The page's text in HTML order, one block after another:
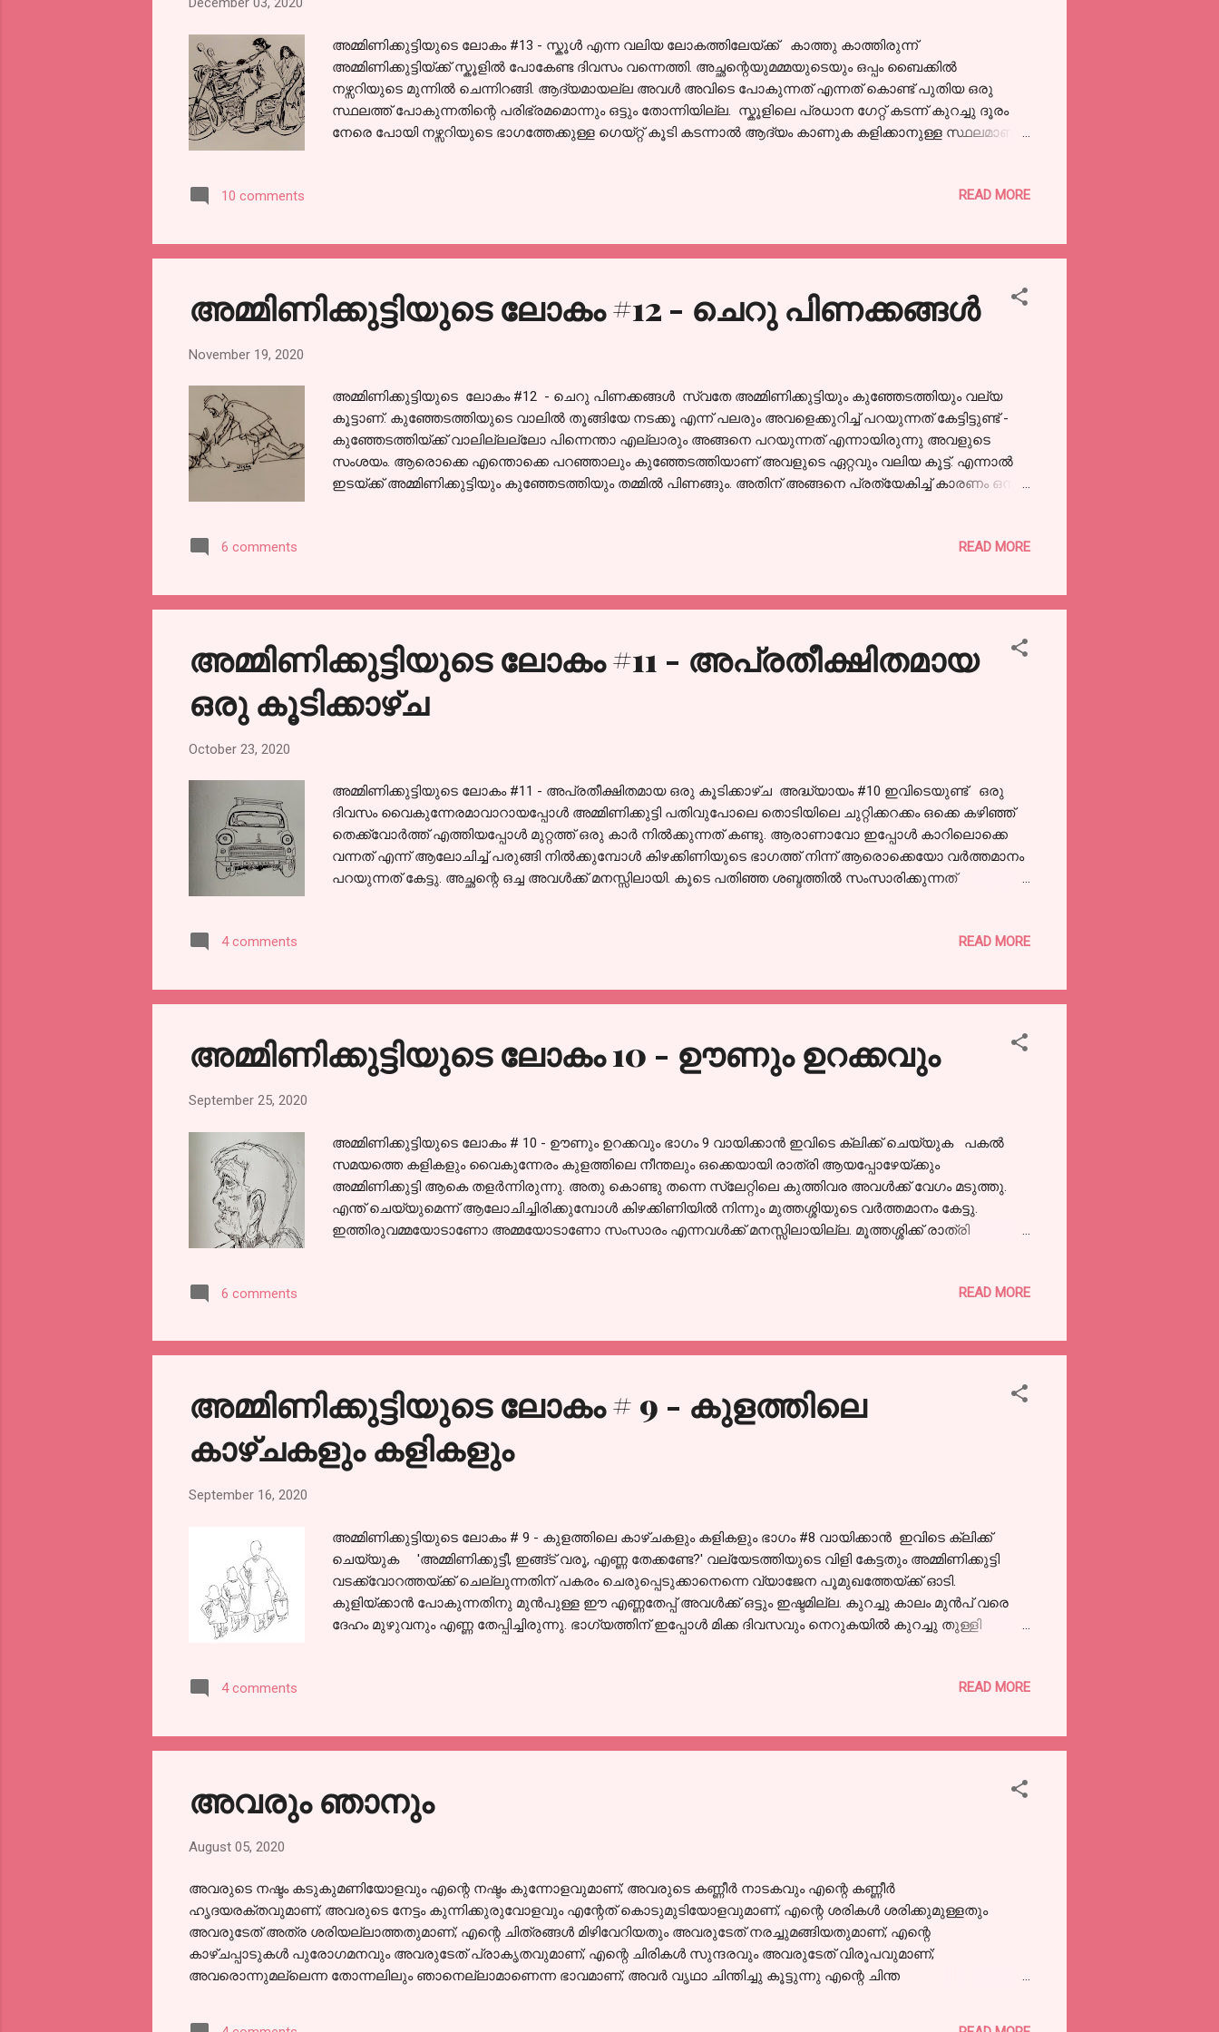
അമ്മിണിക്കുട്ടിയുടെ ലോകം #13 - സ്കൂൾ എന്ന വലിയ ലോകത്തിലേയ്ക്ക് കാത്തു കാത്തിരുന്ന്
അമ്മിണിക്കുട്ടിയ്ക്ക് സ്കൂളിൽ പോകേണ്ട ദിവസം വന്നെത്തി. അച്ഛന്റെയുമമ്മയുടെയും ഒപ്പം ബൈക്കിൽ
നഴ്സറിയുടെ മുന്നിൽ ചെന്നിറങ്ങി. ആദ്യമായല്ല അവൾ അവിടെ പോകുന്നത് എന്നത് കൊണ്ട് പുതിയ ഒരു
സ്ഥലത്ത് പോകുന്നതിന്റെ പരിഭ്രമമൊന്നും ഒട്ടും തോന്നിയില്ല. സ്കൂളിലെ പ്രധാന ഗേറ്റ് കടന്ന് കുറച്ചു ദൂരം
നേരെ പോയി നഴ്സറിയുടെ ഭാഗത്തേക്കുള്ള ഗെയ്റ്റ് കൂടി കടന്നാൽ ആദ്യം കാണുക കളിക്കാനുള്ള സ്ഥലമാണ്.
കൊതിയോടെ കേട്ടിട്ടുള്ള അവൾക്ക് അതിലൊക്കെ കളിക്കാൻ ധൃതിയായി. പക്ഷേ സ്കൂളിൽ എത്തിയാൽ
ചോദ്യങ്ങൾക്ക് നാണിക്കാതെ മിടുക്കിയായി ഉത്തരം പറയണം എന്നൊക്കെ അവളോട് ആദ്യമേ തന്നെ അച്ഛനും
അമ്മയും പറഞ്ഞിരുന്നു. അത് ഓർമ്മ വന്നതോടെ അവൾ അതിലൊക...
10 comments READ MORE
അമ്മിണിക്കുട്ടിയുടെ ലോകം #12 - ചെറു പിണക്കങ്ങൾ
November 19, 2020
അമ്മിണിക്കുട്ടിയുടെ ലോകം #12 - ചെറു പിണക്കങ്ങൾ സ്വതേ അമ്മിണിക്കുട്ടിയും കുഞ്ഞേടത്തിയും വല്യ
കൂട്ടാണ്. കുഞ്ഞേടത്തിയുടെ വാലിൽ തൂങ്ങിയേ നടക്കൂ എന്ന് പലരും അവളെക്കുറിച്ച് പറയുന്നത് കേട്ടിട്ടുണ്ട് -
കുഞ്ഞേടത്തിയ്ക്ക് വാലില്ലല്ലോ പിന്നെന്താ എല്ലാരും അങ്ങനെ പറയുന്നത് എന്നായിരുന്നു അവളുടെ
സംശയം. ആരൊക്കെ എന്തൊക്കെ പറഞ്ഞാലും കുഞ്ഞേടത്തിയാണ് അവളുടെ ഏറ്റവും വലിയ കൂട്ട്. എന്നാൽ
ഇടയ്ക്ക് അമ്മിണിക്കുട്ടിയും കുഞ്ഞേടത്തിയും തമ്മിൽ പിണങ്ങും. അതിന് അങ്ങനെ പ്രത്യേകിച്ച് കാരണം ഒന്നും
രണ്ടാളും വല്യേടത്തിയുടെ ശ്രദ്ധ കിട്ടാൻ വേണ്ടിയാവും മത്സരം. വല്യേടത്തിയാണെങ്കിൽ ആ അവസരം
കാപ്പി കുടിച്ച ഗ്ലാസ്സ് കഴുകി വെയ്ക്കുക, കുടിക്കാൻ വെള്ളം കൊണ്ടു കൊടുക്കുക തുടങ്ങിയ പിണ്ടിപ്പണികളാണ്
മിക്കവാറും കിട്ടുക. വേറെ നിവൃത്തിയില്ലാത്തതി...
6 comments READ MORE
അമ്മിണിക്കുട്ടിയുടെ ലോകം #11 - അപ്രതീക്ഷിതമായ
ഒരു കൂടിക്കാഴ്ച
October 23, 2020
അമ്മിണിക്കുട്ടിയുടെ ലോകം #11 - അപ്രതീക്ഷിതമായ ഒരു കൂടിക്കാഴ്ച അദ്ധ്യായം #10 ഇവിടെയുണ്ട് ഒരു
ദിവസം വൈകുന്നേരമാവാറായപ്പോൾ അമ്മിണിക്കുട്ടി പതിവുപോലെ തൊടിയിലെ ചുറ്റിക്കറക്കം ഒക്കെ കഴിഞ്ഞ്
തെക്ക്വോർത്ത് എത്തിയപ്പോൾ മുറ്റത്ത് ഒരു കാർ നിൽക്കുന്നത് കണ്ടു. ആരാണാവോ ഇപ്പോൾ കാറിലൊക്കെ
വന്നത് എന്ന് ആലോചിച്ച് പരുങ്ങി നിൽക്കുമ്പോൾ കിഴക്കിണിയുടെ ഭാഗത്ത് നിന്ന് ആരൊക്കെയോ വർത്തമാനം
പറയുന്നത് കേട്ടു. അച്ഛന്റെ ഒച്ച അവൾക്ക് മനസ്സിലായി. കൂടെ പതിഞ്ഞ ശബ്ദത്തിൽ സംസാരിക്കുന്നത്
അഴികൾക്കിടയിലൂടെ എത്തി നോക്കണം എന്നുണ്ടായിരുന്നെങ്കിലും ധൈര്യം വന്നില്ല. അച്ഛൻ കണ്ടാൽ ചീത്ത
കിഴക്കിണിയിൽ തന്നെയാണ് എന്നവൾക്ക് മനസ്സിലായി. എന്താണാവോ കാര്യം എന്ന് ആലോചിച്ച് പതുക്കെ
നാലിറയത്ത് എത്തിയതും കിഴക്കിണിയുടെ വാതിൽ തുറന്ന് അച്ഛൻ പുറത്തിറങ്ങി. ...
4 comments READ MORE
അമ്മിണിക്കുട്ടിയുടെ ലോകം 10 - ഊണും ഉറക്കവും
September 25, 2020
അമ്മിണിക്കുട്ടിയുടെ ലോകം # 10 - ഊണും ഉറക്കവും ഭാഗം 9 വായിക്കാൻ ഇവിടെ ക്ലിക്ക് ചെയ്യുക പകൽ
സമയത്തെ കളികളും വൈകുന്നേരം കുളത്തിലെ നീന്തലും ഒക്കെയായി രാത്രി ആയപ്പോഴേയ്ക്കും
അമ്മിണിക്കുട്ടി ആകെ തളർന്നിരുന്നു. അതു കൊണ്ടു തന്നെ സ്ലേറ്റിലെ കുത്തിവര അവൾക്ക് വേഗം മടുത്തു.
എന്ത് ചെയ്യുമെന്ന് ആലോചിച്ചിരിക്കുമ്പോൾ കിഴക്കിണിയിൽ നിന്നും മുത്തശ്ശിയുടെ വർത്തമാനം കേട്ടു.
ഇത്തിരുവമ്മയോടാണോ അമ്മയോടാണോ സംസാരം എന്നവൾക്ക് മനസ്സിലായില്ല. മൂത്തശ്ശിക്ക് രാത്രി
ഉത്തരവാദിത്വം ഏറ്റെടുത്തതോടെ അവർ പകൽ വല്ലപ്പോഴുമേ വരാറുള്ളൂ. സന്ധ്യയാവുന്നതോടെ വന്ന്
തിരിച്ചു നോക്കാൻ അമ്മിണിക്കുട്ടിയ്ക്ക് നല്ല ഇഷ്ടമാണ്. ചിലപ്പോൾ ചെവിയിലെ നീണ്ട ഓട്ടയിൽ വിരൽ കടത്തി
വിരലുകൾ കൊണ്ട് പൂജ്യം ഉണ്ടാക്കി നോക്കും. ആദ്യമൊക്കെ അവൾ കരുതിയത് വയസ്സായാൽ തന്നെത്താനെ
6 comments READ MORE
അമ്മിണിക്കുട്ടിയുടെ ലോകം # 9 - കുളത്തിലെ
കാഴ്ചകളും കളികളും
September 16, 2020
അമ്മിണിക്കുട്ടിയുടെ ലോകം # 9 - കുളത്തിലെ കാഴ്ചകളും കളികളും ഭാഗം #8 വായിക്കാൻ ഇവിടെ ക്ലിക്ക്
ചെയ്യുക 'അമ്മിണിക്കുട്ടീ, ഇങ്ങ്ട് വരൂ, എണ്ണ തേക്കണ്ടേ?' വല്യേടത്തിയുടെ വിളി കേട്ടതും അമ്മിണിക്കുട്ടി
വടക്ക്വോറത്തയ്ക്ക് ചെല്ലുന്നതിന് പകരം ചെരുപ്പെടുക്കാനെന്നെ വ്യാജേന പൂമുഖത്തേയ്ക്ക് ഓടി.
കുളിയ്ക്കാൻ പോകുന്നതിനു മുൻപുള്ള ഈ എണ്ണതേപ്പ് അവൾക്ക് ഒട്ടും ഇഷ്ടമില്ല. കുറച്ചു കാലം മുൻപ് വരെ
ദേഹം മുഴുവനും എണ്ണ തേപ്പിച്ചിരുന്നു. ഭാഗ്യത്തിന് ഇപ്പോൾ മിക്ക ദിവസവും നെറുകയിൽ കുറച്ചു തുള്ളി
മെനക്കേടാണ്. പ്രത്യേകിച്ചൊന്നും ചെയ്യാതെ നിന്നാൽ മതിയെന്നാവും - എന്തൊരു മുഷിപ്പാണെന്നോ
പിടിച്ചു വലിച്ച് ആകെപ്പാടെ ഒരു ബഹളമാവും. അതൊക്കെ കഴിഞ്ഞ് കുളത്തിലെത്തി തലയിൽ താളി
തേയ്ക്കാനും അത് കഴുകിക്കളയാനും ഉള്ള ബുദ്ധിമുട്ട് വേറ...
4 comments READ MORE
അവരും ഞാനും
August 05, 2020
അവരുടെ നഷ്ടം കടുകുമണിയോളവും എന്റെ നഷ്ടം കുന്നോളവുമാണ്; അവരുടെ കണ്ണീർ നാടകവും എന്റെ കണ്ണീർ
ഹൃദയരക്തവുമാണ്; അവരുടെ നേട്ടം കുന്നിക്കുരുവോളവും എന്റേത് കൊടുമുടിയോളവുമാണ്; എന്റെ ശരികൾ ശരിക്കുമുള്ളതും
അവരുടേത് അത്ര ശരിയല്ലാത്തതുമാണ്; എന്റെ ചിത്രങ്ങൾ മിഴിവേറിയതും അവരുടേത് നരച്ചുമങ്ങിയതുമാണ്; എന്റെ
കാഴ്ചപ്പാടുകൾ പുരോഗമനവും അവരുടേത് പ്രാകൃതവുമാണ്; എന്റെ ചിരികൾ സുന്ദരവും അവരുടേത് വിരൂപവുമാണ്;
അവരൊന്നുമല്ലെന്ന തോന്നലിലും ഞാനെല്ലാമാണെന്ന ഭാവമാണ്; അവർ വൃഥാ ചിന്തിച്ചു കൂട്ടുന്നു എന്റെ ചിന്ത
ഞാനുമെന്നും മത്സരത്തിലാണ്, എങ്കിലും ചിലപ്പോൾ ഞാൻ അവരാണ്, അവർ ചിലപ്പോൾ ഞാനുമാണ്- എന്നിട്ടും അവരും